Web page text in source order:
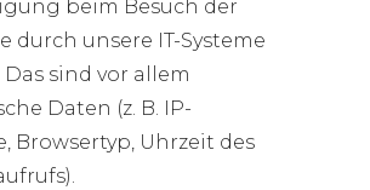
beim Besuch der
durch unsere IT-Systeme
Das sind vor allem
Daten (z. B. IP-
Browsertyp, Uhrzeit des